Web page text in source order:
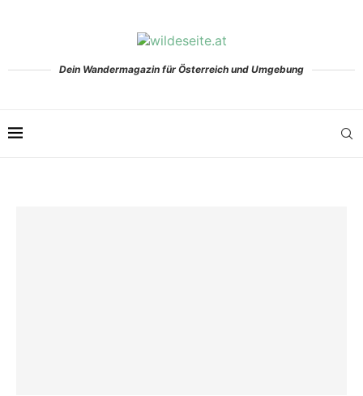
Dein Wandermagazin für Österreich und Umgebung